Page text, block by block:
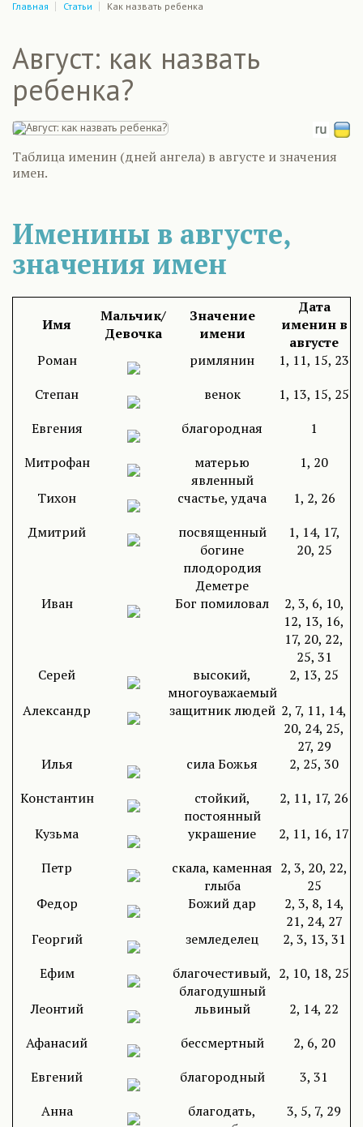
Главная Статьи Как назвать ребенка
Август: как назвать
ребенка?
Таблица именин (дней ангела) в августе и значения
имен.
Именины в августе,
значения имен
Имя
Мальчик/
Девочка
Значение
имени
Дата
именин в
августе
Роман
римлянин
1, 11, 15, 23
Степан
венок
1, 13, 15, 25
Евгения
благородная
1
Митрофан
матерью
явленный
1, 20
Тихон
счастье, удача
1, 2, 26
Дмитрий
посвященный
богине
плодородия
Деметре
1, 14, 17,
20, 25
Иван Бог помиловал
2, 3, 6, 10,
12, 13, 16,
17, 20, 22,
25, 31
Серей
высокий,
многоуважаемый
2, 13, 25
Александр
защитник людей 2, 7, 11, 14,
20, 24, 25,
27, 29
Илья
сила Божья
2, 25, 30
Константин
стойкий,
постоянный
2, 11, 17, 26
Кузьма
украшение
2, 11, 16, 17
Петр
скала, каменная
глыба
2, 3, 20, 22,
25
Федор
Божий дар
2, 3, 8, 14,
21, 24, 27
Георгий
земледелец
2, 3, 13, 31
Ефим
благочестивый,
благодушный
2, 10, 18, 25
Леонтий
львиный
2, 14, 22
Афанасий
бессмертный
2, 6, 20
Евгений
благородный
3, 31
Анна
благодать,
3, 5, 7, 29